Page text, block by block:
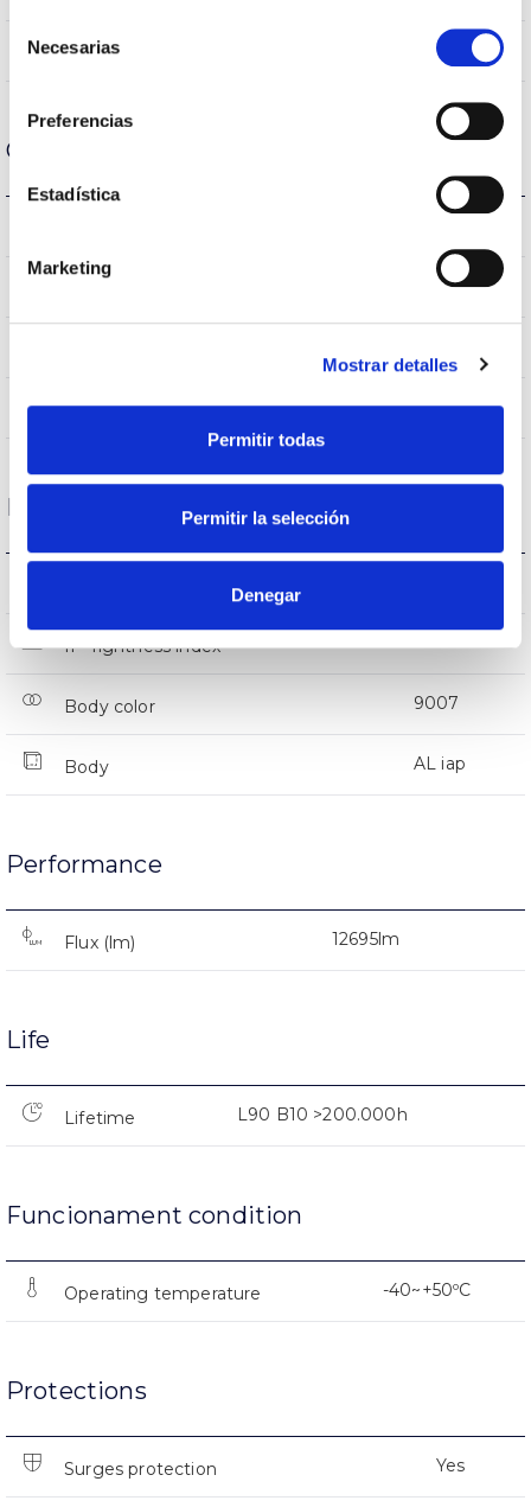
Necesarias
Preferencias
Estadística
Marketing
Mostrar detalles
Permitir todas
Permitir la selección
Denegar
Linkable
Optical data
Higher Hemispheric Flow 0,0%
Housing and Finish
IK Impact resistance
IP Tightness index IP66
Body color 9007
Body AL iap
Performance
Flux (lm) 12695lm
Life
Lifetime L90 B10 >200.000h
Funcionament condition
Operating temperature -40~+50ºC
Protections
Surges protection Yes